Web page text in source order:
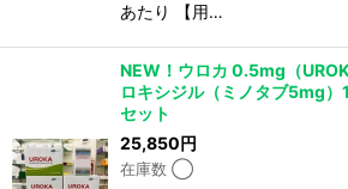
あたり 【用…
NEW！ウロカ 0.5mg（
ロキシジル（ミノタブ5mg）
セット
25,850円
在庫数 ◯